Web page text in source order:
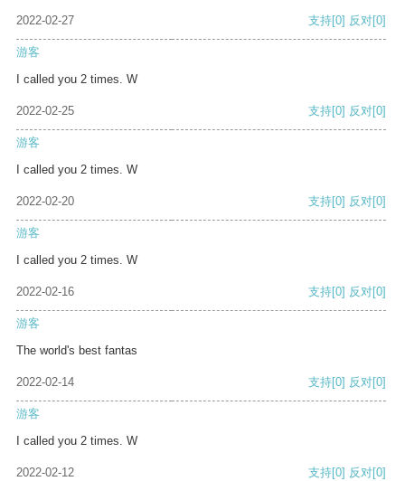
2022-02-27 支持[0] 反对[0]
游客
I called you 2 times. W
2022-02-25 支持[0] 反对[0]
游客
I called you 2 times. W
2022-02-20 支持[0] 反对[0]
游客
I called you 2 times. W
2022-02-16 支持[0] 反对[0]
游客
The world's best fantas
2022-02-14 支持[0] 反对[0]
游客
I called you 2 times. W
2022-02-12 支持[0] 反对[0]